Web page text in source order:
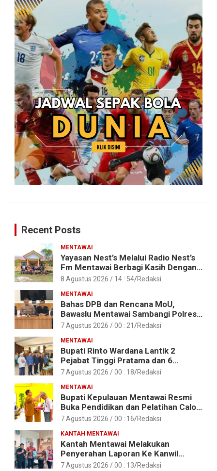
Recent Posts
MENTAWAI
Yayasan Nest’s Melalui Radio Nest’s
Fm Mentawai Berbagi Kasih Dengan
Anak – Anak Asrama SMAN 2 Sipora
8 Agustus 2026 / 14 : 54 Redaksi
MENTAWAI
Bahas DPB dan Rencana MoU,
Bawaslu Mentawai Sambangi Polres
Mentawai
7 Agustus 2026 / 00 : 21 Redaksi
MENTAWAI
Bupati Rinto Wardana Lantik 2
Pejabat Tinggi Pratama dan 6
Pejabat Fungsional di Lingkungan
7 Agustus 2026 / 00 : 18 Redaksi
MENTAWAI
Bupati Kepulauan Mentawai Resmi
Buka Pendidikan dan Pelatihan Calon
Paskibraka Tahun 2026
7 Agustus 2026 / 00 : 16 Redaksi
KANTAH MENTAWAI
Kantah Mentawai Melakukan
Penyerahan Laporan Ke Kanwil
Kemen ATR/BPN RI Sumbar
7 Agustus 2026 / 00 : 13 Redaksi